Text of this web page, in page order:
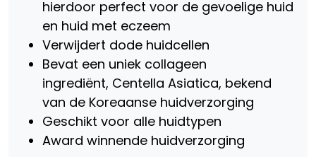
hierdoor perfect voor de gevoelige huid
en huid met eczeem
Verwijdert dode huidcellen
Bevat een uniek collageen
ingrediënt, Centella Asiatica, bekend
van de Koreaanse huidverzorging
Geschikt voor alle huidtypen
Award winnende huidverzorging